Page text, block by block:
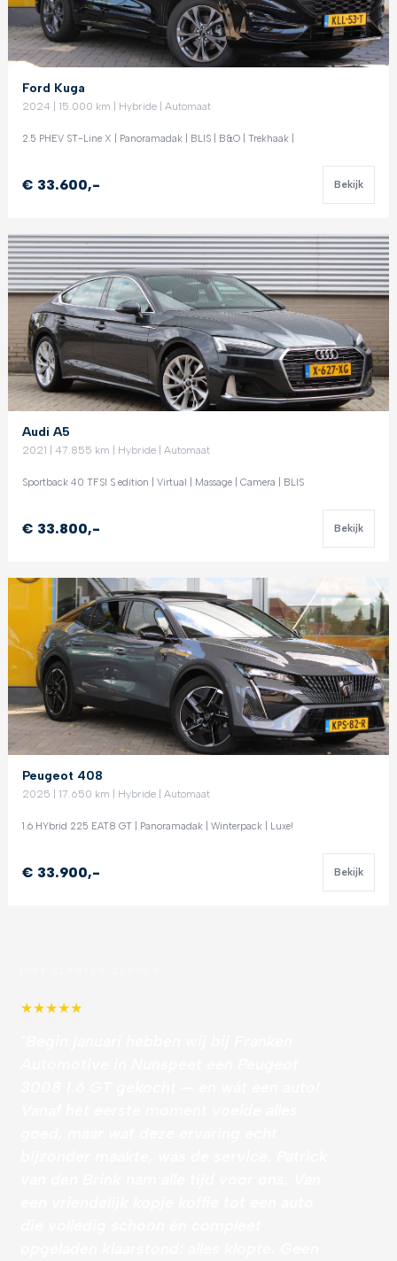
Ford Kuga
2024 | 15.000 km | Hybride | Automaat
2.5 PHEV ST-Line X | Panoramadak | BLIS | B&O | Trekhaak |
€ 33.600,- Bekijk
Audi A5
2021 | 47.855 km | Hybride | Automaat
Sportback 40 TFSI S edition | Virtual | Massage | Camera | BLIS
€ 33.800,- Bekijk
Peugeot 408
2025 | 17.650 km | Hybride | Automaat
1.6 HYbrid 225 EAT8 GT | Panoramadak | Winterpack | Luxe!
€ 33.900,- Bekijk
★★★★★